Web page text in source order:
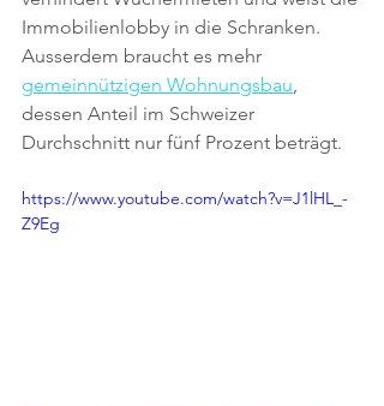
Immobilienlobby in die Schranken.
Ausserdem braucht es mehr
gemeinnützigen Wohnungsbau,
dessen Anteil im Schweizer
Durchschnitt nur fünf Prozent beträgt.
https://www.youtube.com/watch?v=J1lHL_-
Z9Eg